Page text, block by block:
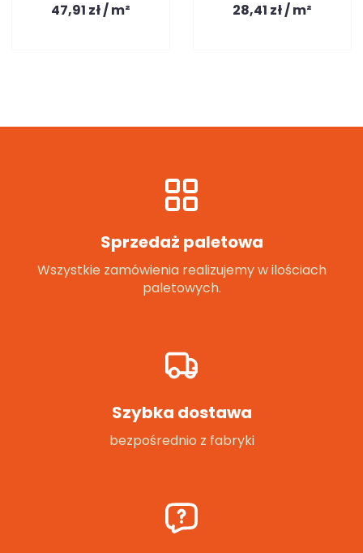
47,91 zł / m²
28,41 zł / m²
Sprzedaż paletowa
Wszystkie zamówienia realizujemy w ilościach
paletowych.
Szybka dostawa
bezpośrednio z fabryki